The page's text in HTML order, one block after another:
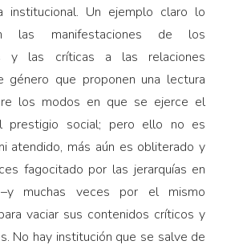
institucional. Un ejemplo claro lo
las manifestaciones de los
y las críticas a las relaciones
género que proponen una lectura
los modos en que se ejerce el
prestigio social; pero ello no es
atendido, más aún es obliterado y
fagocitado por las jerarquías en
muchas veces por el mismo
vaciar sus contenidos críticos y
No hay institución que se salve de